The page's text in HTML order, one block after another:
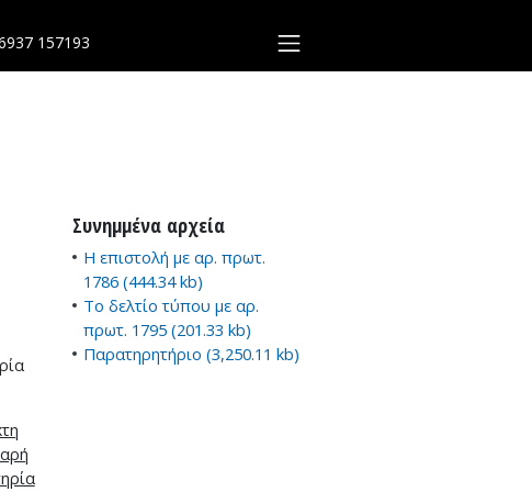
157193
Συνημμένα αρχεία
Η επιστολή με αρ. πρωτ.
1786 (444.34 kb)
Το δελτίο τύπου με αρ.
πρωτ. 1795 (201.33 kb)
Παρατηρητήριο (3,250.11 kb)